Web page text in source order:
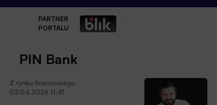
PARTNER
PORTALU
PIN Bank
Z rynku finansowego
02.04.2026 11:41